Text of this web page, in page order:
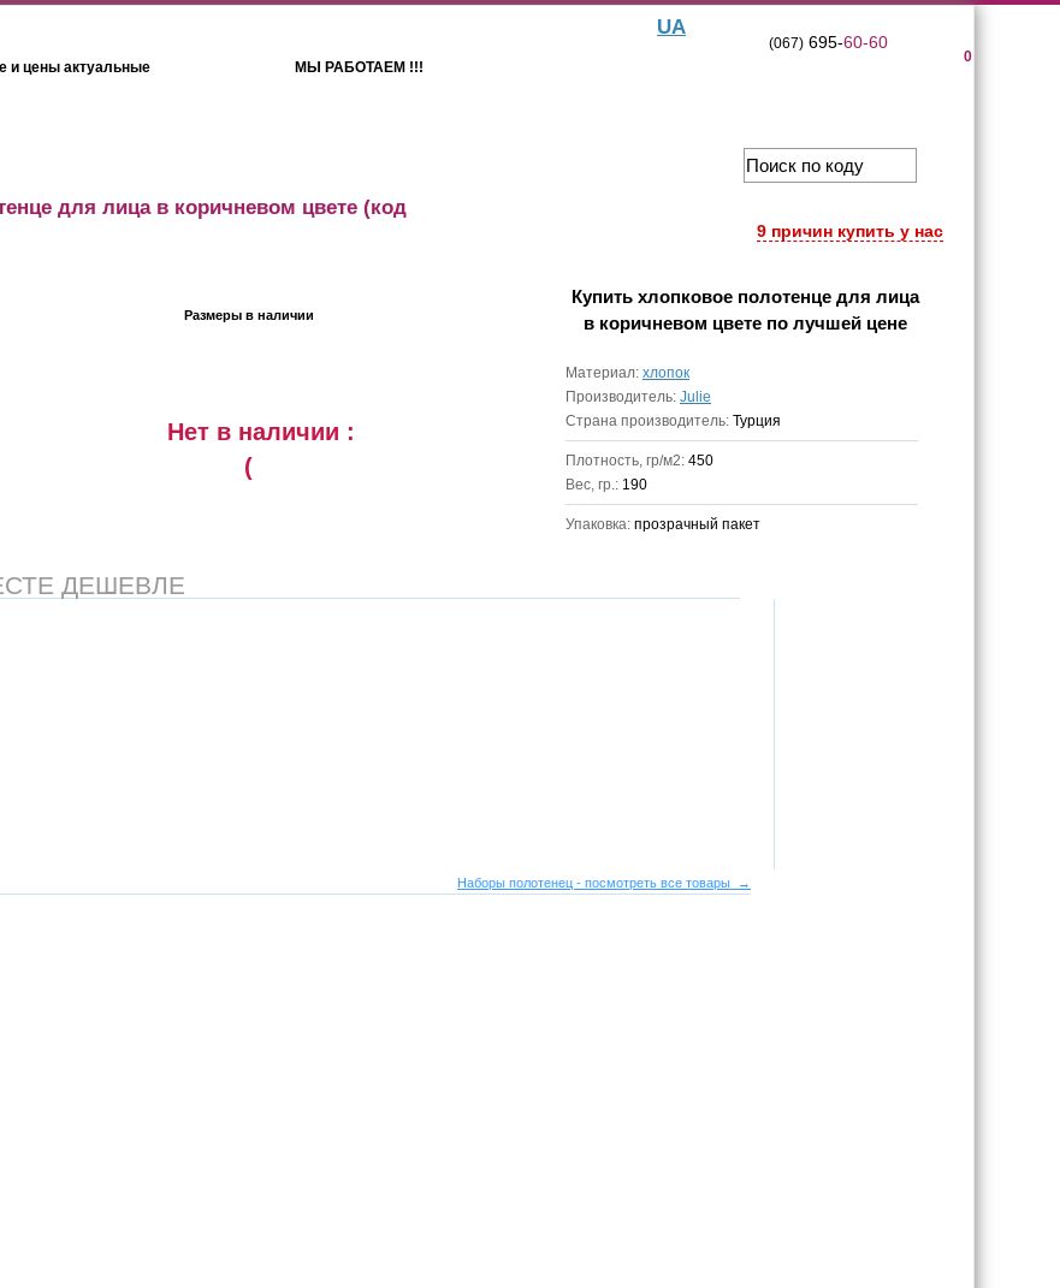
и цены актуальные МЫ РАБОТАЕМ !!!
UA
0
(067)695-60-60
9 причин купить у нас
для лица в коричневом цвете (код
Размеры в наличии
Нет в наличии :
(
Купить хлопковое полотенце для лица
в коричневом цветепо лучшей цене
Материал: хлопок
Производитель: Julie
Страна производитель: Турция
Плотность, гр/м2: 450
Вес, гр.: 190
Упаковка: прозрачный пакет
ДЕШЕВЛЕ
Наборы полотенец - посмотреть все товары →